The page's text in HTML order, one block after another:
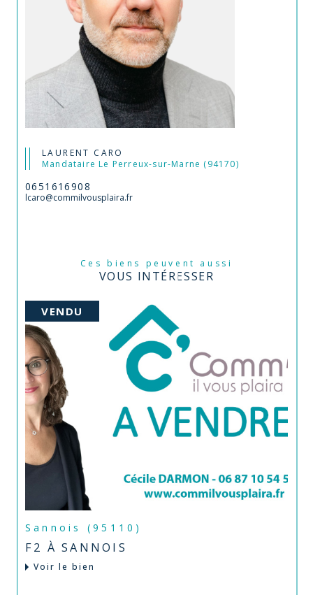
LAURENT CARO
Mandataire Le Perreux-sur-Marne (94170)
0651616908
lcaro@commilvousplaira.fr
Ces biens peuvent aussi
VOUS INTÉRESSER
VENDU
Sannois (95110)
F2 À SANNOIS
Voir le bien